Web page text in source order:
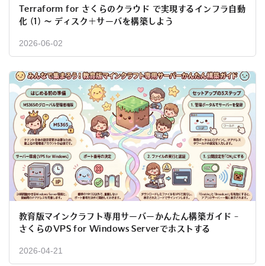
Terraform for さくらのクラウド で実現するインフラ自動
化 (1) ～ ディスク＋サーバを構築しよう
2026-06-02
教育版マインクラフト専用サーバーかんたん構築ガイド ｰ
さくらのVPS for Windows Serverでホストする
2026-04-21